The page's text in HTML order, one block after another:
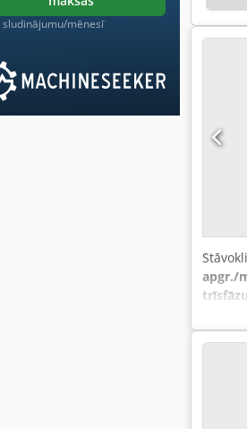
mēnesī
apgr./
trīsfāzu